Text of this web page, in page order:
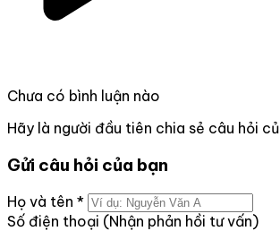
Chưa có bình luận nào
Hãy là người đầu tiên chia sẻ câu hỏi
Gửi câu hỏi của bạn
Họ và tên *
Số điện thoại (Nhận phản hồi tư vấn)